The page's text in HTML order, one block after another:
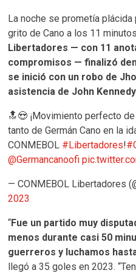
La noche se prometía
grito de Cano a los 11
Libertadores — con 11
compromisos — finalizó
se inició con un robo de
asistencia de John
🔝😍 ¡Movimiento perfecto
tanto de Germán Cano en la
CONMEBOL #Libertadores!
@Germancanoofi
— CONMEBOL Libertadores
2023
“Fue un partido muy
menos durante casi 50
guerreros y luchamos
llegó a 35 goles en 2023.